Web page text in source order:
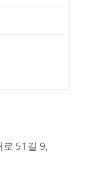
로 51길 9,